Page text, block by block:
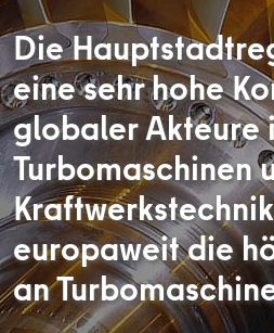
Die
eine sehr hohe
globaler Akteure
Turbomaschinen
europaweit die
an